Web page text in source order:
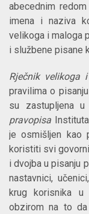
abecednim
imena i naziva
velikoga i maloga
i službene pisane
Rječnik velikoga
pravilima o
su zastupljena
pravopisa
je osmišljen kao
koristiti svi
i dvojba u pisanju
nastavnici,
krug korisnika u
obzirom na to da